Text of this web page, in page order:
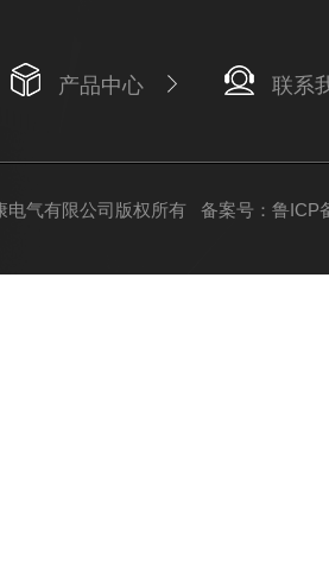
产品中心 联系
电气有限公司版权所有 备案号：鲁ICP